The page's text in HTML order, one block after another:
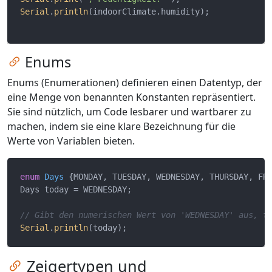
Serial . println(indoorClimate.humidity);
Zum Kapitel springen
Enums
Enums (Enumerationen) definieren einen Datentyp, der
eine Menge von benannten Konstanten repräsentiert.
Sie sind nützlich, um Code lesbarer und wartbarer zu
machen, indem sie eine klare Bezeichnung für die
Werte von Variablen bieten.
enum Days {MONDAY, TUESDAY, WEDNESDAY, THURSDAY,
Days today = WEDNESDAY;
// Gibt den numerischen Wert von 'WEDNESDAY'
Serial . println
Zum Kapitel springen
Zeigertypen und